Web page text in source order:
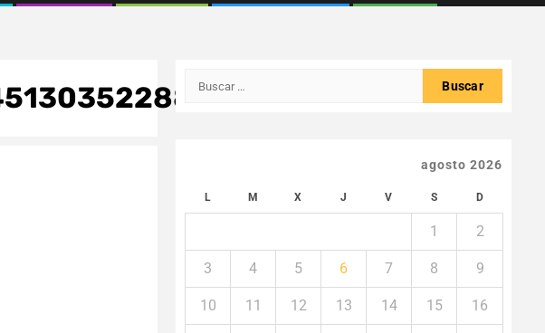
Buscar:
agosto 2026
L M X J V S D
1 2
3 4 5 6 7 8 9
10 11 12 13 14 15 16